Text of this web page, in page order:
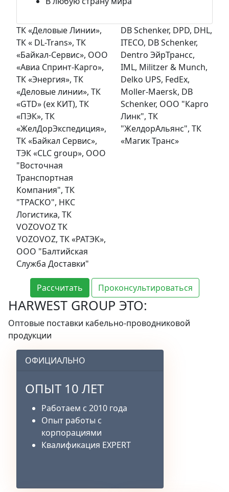
ТК «Деловые Линии»,
ТК « DL-Trans», ТК
«Байкал-Сервис», ООО
«Авиа Спринт-Карго»,
ТК «Энергия», ТК
«Деловые линии», ТК
«GTD» (ex КИТ), ТК
«ПЭК», ТК
«ЖелДорЭкспедиция»,
ТК «Байкал Сервис»,
ТЭК «CLC group», OOO
"Восточная
Транспортная
Компания", ТК
"ТРАСКО", НКС
Логистика, ТК
VOZOVOZ ТК
VOZOVOZ, ТК «РАТЭК»,
ООО "Балтийская
Служба Доставки"
DB Schenker, DPD, DHL,
ITECO, DB Schenker,
Dentro ЭйрТрансс,
IML, Militzer & Munch,
Delko UPS, FedEx,
Moller-Maersk, DB
Schenker, ООО "Карго
Линк", ТК
"ЖелдорАльянс", ТК
«Магик Транс»
Рассчитать Проконсультироваться
HARWEST GROUP ЭТО:
Оптовые поставки кабельно-проводниковой
продукции
ОФИЦИАЛЬНО
ОПЫТ 10 ЛЕТ
Работаем с 2010 года
Опыт работы с
корпорациями
Квалификация EXPERT